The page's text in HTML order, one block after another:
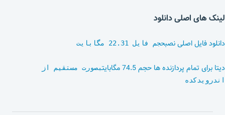
لینک های اصلی دانلود
دانلود فایل اصلی نصبحجم فایل 22.31 مگابایت
دیتا برای تمام پردازنده ها حجم 74.5 مگابایت
بصورت مستقیم از
اندرویدکده